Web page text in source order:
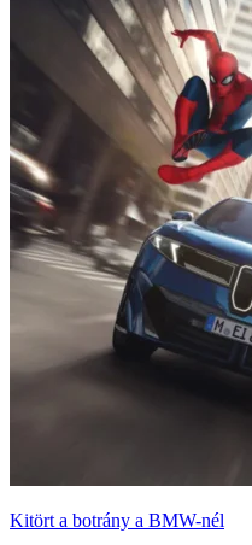
Kitört a botrány a BMW-nél